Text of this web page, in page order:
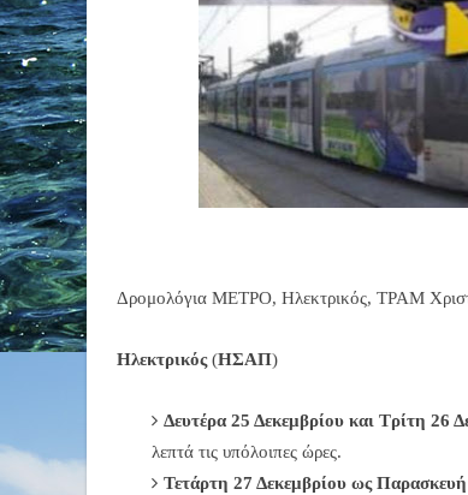
Δρομολόγια ΜΕΤΡΟ, Ηλεκτρικός, ΤΡΑΜ
Ηλεκτρικός(ΗΣΑΠ)
Δευτέρα 25 Δεκεμβρίου και Τρίτη 26
λεπτά τις υπόλοιπες ώρες.
Τετάρτη 27 Δεκεμβρίου ως